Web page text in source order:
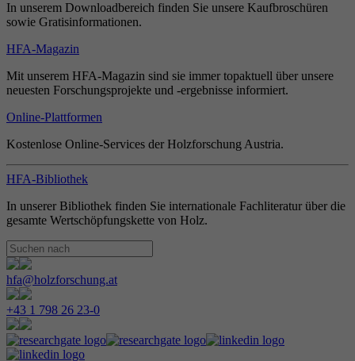
In unserem Downloadbereich finden Sie unsere Kaufbroschüren
sowie Gratisinformationen.
HFA-Magazin
Mit unserem HFA-Magazin sind sie immer topaktuell über unsere
neuesten Forschungsprojekte und -ergebnisse informiert.
Online-Plattformen
Kostenlose Online-Services der Holzforschung Austria.
HFA-Bibliothek
In unserer Bibliothek finden Sie internationale Fachliteratur über die
gesamte Wertschöpfungskette von Holz.
hfa@holzforschung.at
+43 1 798 26 23-0